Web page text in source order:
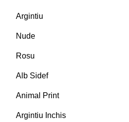
Argintiu
Nude
Rosu
Alb Sidef
Animal Print
Argintiu Inchis